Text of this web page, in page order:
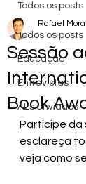
Todos os posts
Educação
Entrevistas
AL's enviados
Todos os posts
Sessão
Book
Rafael
Participe da
esclareça
veja como